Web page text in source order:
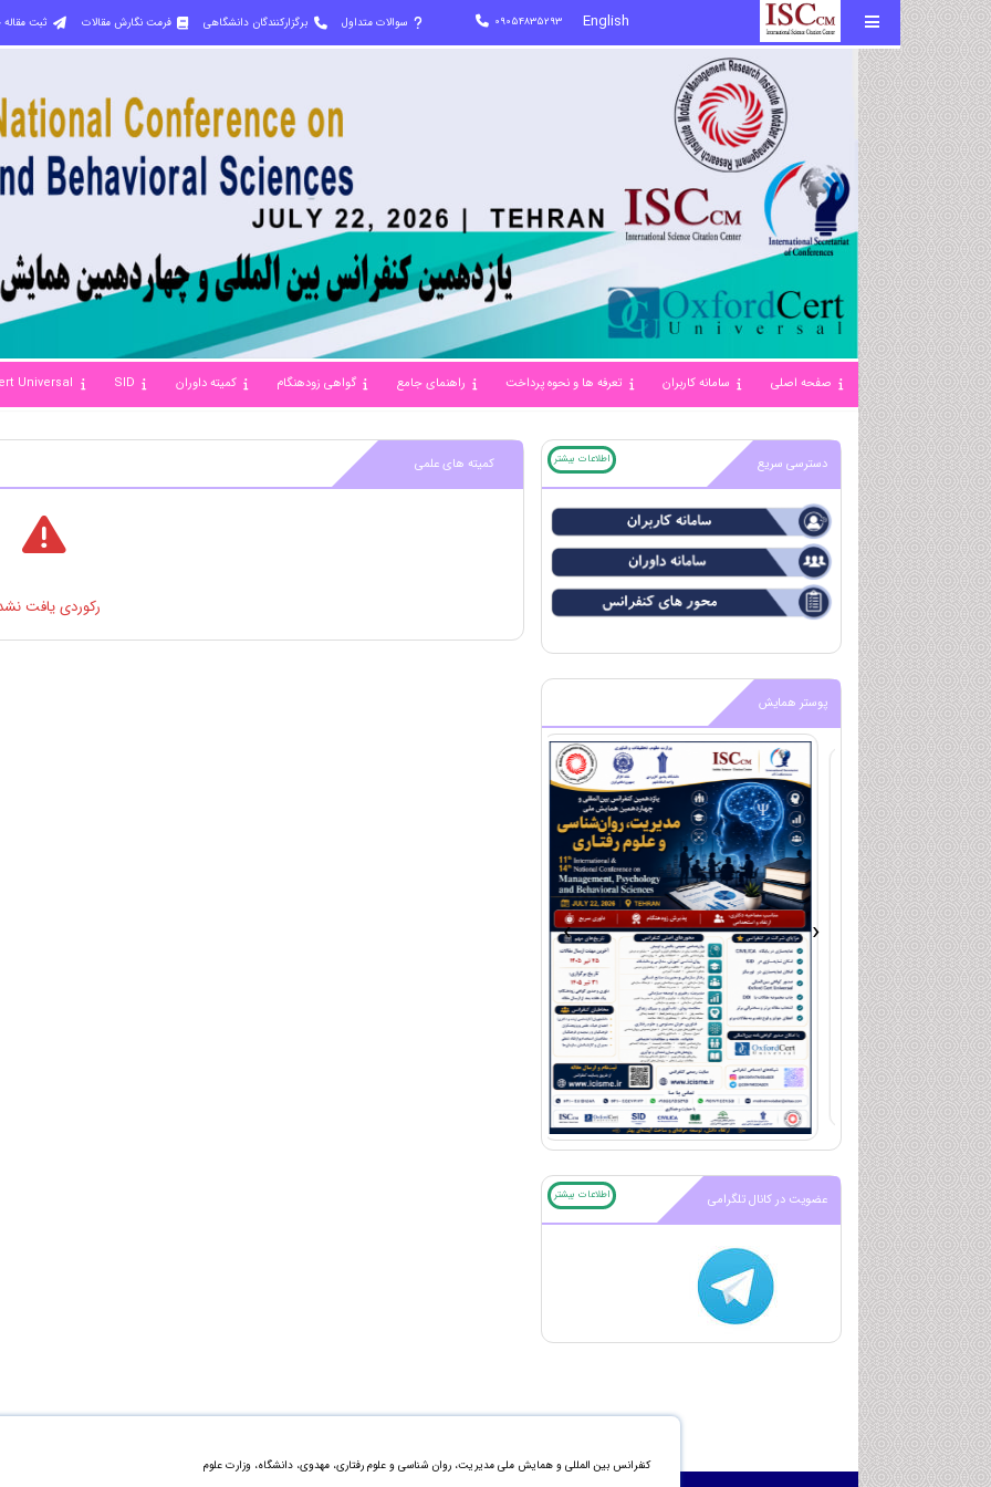
English
09054835293 سوالات متداول برگزارکنندگان دانشگاهی فرمت نگارش مقالات ثبت
صفحه اصلی سامانه کاربران تعرفه ها و نحوه پرداخت راهنمای جامع گواهی زودهنگام کمیته داوران SID
Universal
دسترسی سریع اطلاعات بیشتر
پوستر همایش
› ‹
عضویت در کانال تلگرامی اطلاعات بیشتر
کمیته های علمی
رکوردی یافت
کنفرانس بین المللی و همایش ملی مدیریت، روان شناسی و علوم رفتاری، مهدوی، دانشگاه، وزارت علوم